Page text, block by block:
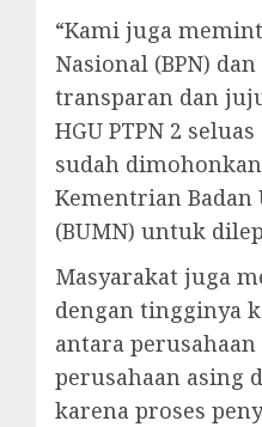
“Kami juga
Nasional (BPN)
transparan dan
HGU PTPN 2
sudah
Kementrian Badan
(BUMN) untuk
Masyarakat juga
dengan tingginya
antara perusahaan
perusahaan asing
karena proses